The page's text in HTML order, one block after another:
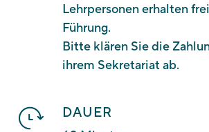
Lehrpersonen erhalten
Führung.
Bitte klären Sie die
ihrem Sekretariat ab.
DAUER